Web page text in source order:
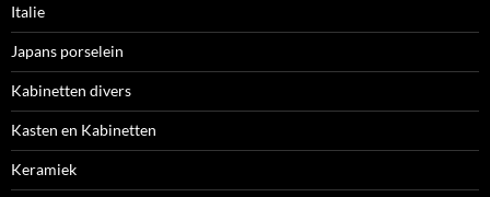
Italie
Japans porselein
Kabinetten divers
Kasten en Kabinetten
Keramiek